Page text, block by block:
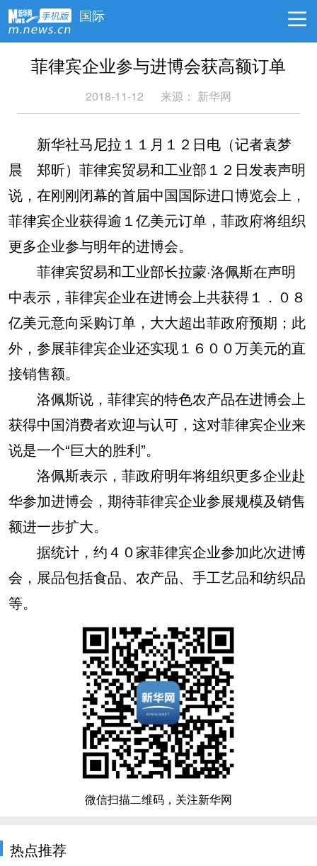
国际
菲律宾企业参与进博会获高额订单
2018-11-12 来源： 新华网
新华社马尼拉１１月１２日电（记者袁梦
晨 郑昕）菲律宾贸易和工业部１２日发表声明
说，在刚刚闭幕的首届中国国际进口博览会上，
菲律宾企业获得逾１亿美元订单，菲政府将组织
更多企业参与明年的进博会。
菲律宾贸易和工业部长拉蒙·洛佩斯在声明
中表示，菲律宾企业在进博会上共获得１．０８
亿美元意向采购订单，大大超出菲政府预期；此
外，参展菲律宾企业还实现１６００万美元的直
接销售额。
洛佩斯说，菲律宾的特色农产品在进博会上
获得中国消费者欢迎与认可，这对菲律宾企业来
说是一个“巨大的胜利”。
洛佩斯表示，菲政府明年将组织更多企业赴
华参加进博会，期待菲律宾企业参展规模及销售
额进一步扩大。
据统计，约４０家菲律宾企业参加此次进博
会，展品包括食品、农产品、手工艺品和纺织品
等。
微信扫描二维码，关注新华网
热点推荐